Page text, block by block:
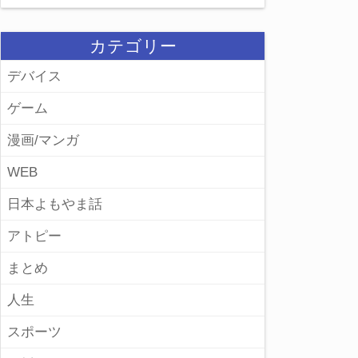
カテゴリー
デバイス
ゲーム
漫画/マンガ
WEB
日本よもやま話
アトピー
まとめ
人生
スポーツ